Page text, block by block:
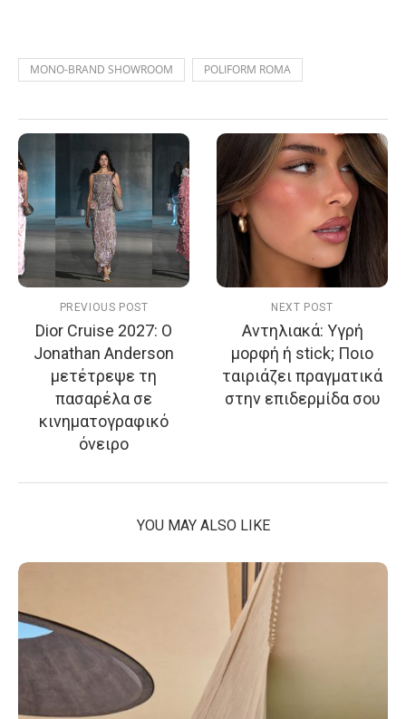
MONO-BRAND SHOWROOM POLIFORM ROMA
PREVIOUS POST
Dior Cruise 2027: Ο
Jonathan Anderson
μετέτρεψε τη
πασαρέλα σε
κινηματογραφικό
όνειρο
NEXT POST
Αντηλιακά: Υγρή
μορφή ή stick; Ποιο
ταιριάζει πραγματικά
στην επιδερμίδα σου
YOU MAY ALSO LIKE